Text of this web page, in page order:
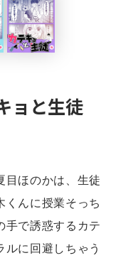
ョと生徒
目ほのかは、生徒
くんに授業そっち
手で誘惑するカテ
ルに回避しちゃう